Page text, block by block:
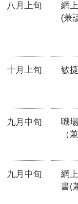
八月上旬
網
(兼
十月上旬 敏
九月中旬
職
（
九月中旬
網
書(